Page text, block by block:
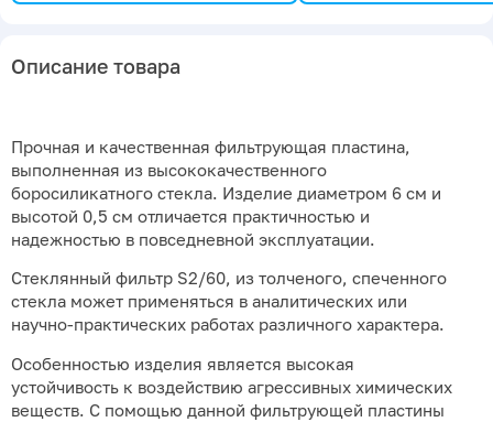
Описание товара
Прочная и качественная фильтрующая пластина,
выполненная из высококачественного
боросиликатного стекла. Изделие диаметром 6 см и
высотой 0,5 см отличается практичностью и
надежностью в повседневной эксплуатации.
Стеклянный фильтр S2/60, из толченого, спеченного
стекла может применяться в аналитических или
научно-практических работах различного характера.
Особенностью изделия является высокая
устойчивость к воздействию агрессивных химических
веществ. С помощью данной фильтрующей пластины